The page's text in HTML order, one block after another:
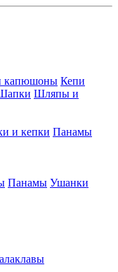
капюшоны Кепи
Шляпы и
и кепки Панамы
Панамы Ушанки